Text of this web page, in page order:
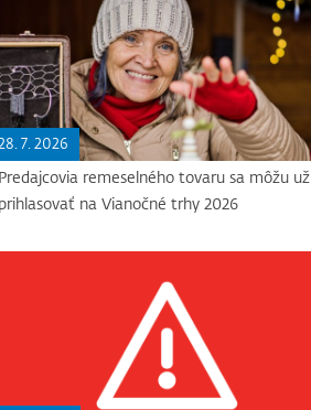
28. 7. 2026
Predajcovia remeselného tovaru sa môžu už
prihlasovať na Vianočné trhy 2026